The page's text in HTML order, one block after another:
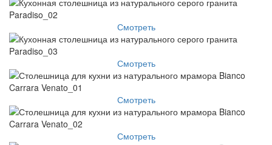
Смотреть
Смотреть
Смотреть
Смотреть